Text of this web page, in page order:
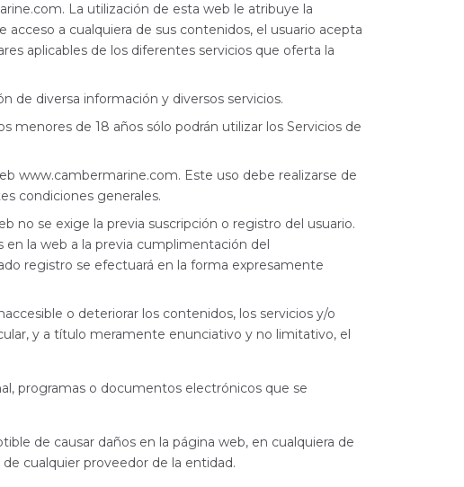
La utilización de esta web le atribuye la
a cualquiera de sus contenidos, el usuario acepta
aplicables de los diferentes servicios que oferta la
de diversa información y diversos servicios.
menores de 18 años sólo podrán utilizar los Servicios de
www.cambermarine.com. Este uso debe realizarse de
condiciones generales.
no se exige la previa suscripción o registro del usuario.
en la web a la previa cumplimentación del
registro se efectuará en la forma expresamente
o deteriorar los contenidos, los servicios y/o
y a título meramente enunciativo y no limitativo, el
programas o documentos electrónicos que se
de causar daños en la página web, en cualquiera de
cualquier proveedor de la entidad.